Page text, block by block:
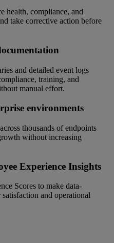
health, compliance, and
take corrective action before
and detailed event logs
training, and
manual effort.
environments
thousands of endpoints
without increasing
Experience Insights
Scores to make data-
and operational